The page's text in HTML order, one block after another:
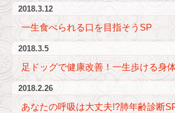
2018.3.12
一生食べられる口を目指そうSP
2018.3.5
足ドッグで健康改善！一生歩ける身
2018.2.26
あなたの呼吸は大丈夫!?肺年齢診断